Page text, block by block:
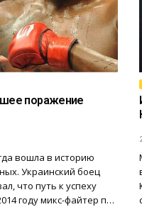
поражение
вошла в историю
Украинский боец
что путь к успеху
году микс-файтер п…